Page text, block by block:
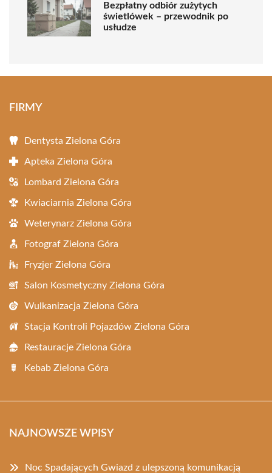
Bezpłatny odbiór zużytych
świetlówek – przewodnik po
usłudze
FIRMY
Dentysta Zielona Góra
Apteka Zielona Góra
Lombard Zielona Góra
Kwiaciarnia Zielona Góra
Weterynarz Zielona Góra
Fotograf Zielona Góra
Fryzjer Zielona Góra
Salon Kosmetyczny Zielona Góra
Wulkanizacja Zielona Góra
Stacja Kontroli Pojazdów Zielona Góra
Restauracje Zielona Góra
Kebab Zielona Góra
NAJNOWSZE WPISY
Noc Spadających Gwiazd z ulepszoną komunikacją